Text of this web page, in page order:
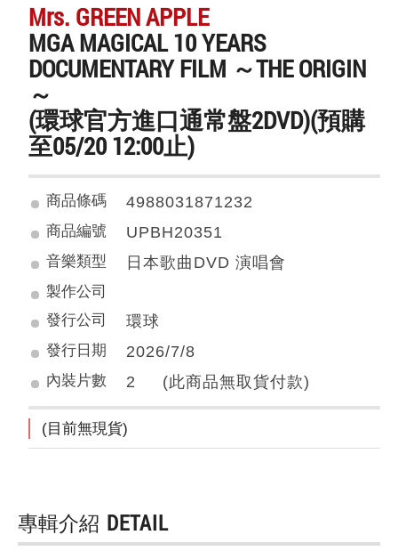
Mrs. GREEN APPLE
MGA MAGICAL 10 YEARS
DOCUMENTARY FILM ～THE ORIGIN
～
(環球官方進口通常盤2DVD)(預購
至05/20 12:00止)
商品條碼 4988031871232
商品編號 UPBH20351
音樂類型 日本歌曲DVD 演唱會
製作公司
發行公司
環球
發行日期 2026/7/8
內裝片數 2 (此商品無取貨付款)
(目前無現貨)
專輯介紹 DETAIL